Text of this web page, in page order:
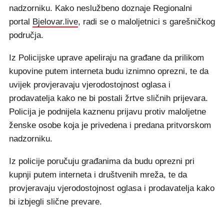
nadzorniku. Kako neslužbeno doznaje Regionalni
portal Bjelovar.live, radi se o maloljetnici s garešničkog
područja.
Iz Policijske uprave apeliraju na građane da prilikom
kupovine putem interneta budu iznimno oprezni, te da
uvijek provjeravaju vjerodostojnost oglasa i
prodavatelja kako ne bi postali žrtve sličnih prijevara.
Policija je podnijela kaznenu prijavu protiv maloljetne
ženske osobe koja je privedena i predana pritvorskom
nadzorniku.
Iz policije poručuju građanima da budu oprezni pri
kupnji putem interneta i društvenih mreža, te da
provjeravaju vjerodostojnost oglasa i prodavatelja kako
bi izbjegli slične prevare.